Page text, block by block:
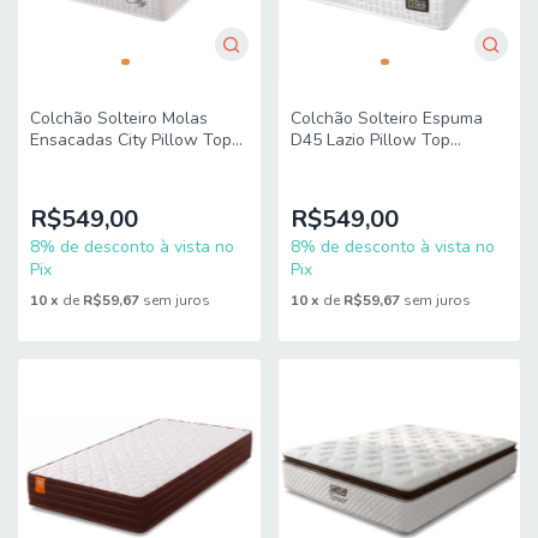
Colchão Solteiro Molas
Ensacadas City Pillow Top
110k
R$549,00
8% de desconto à vista no
Pix
10x de R$59,67 sem juros
Colchão Solteiro Espuma
D45 Lazio Pillow Top
Por Pessoa
R$549,00
8% de desconto à vista no
Pix
10 x de R$59,67 sem juros